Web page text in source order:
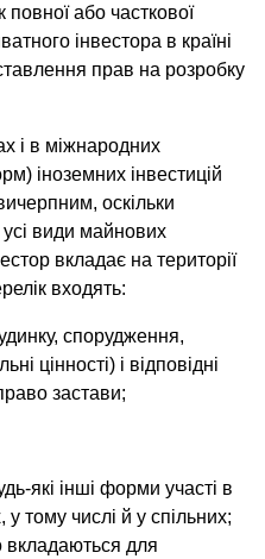
або часткової
інвестора в країні
прав на розробку
і в міжнародних
іноземних інвестицій
оскільки
усі види майнових
вкладає на території
входять:
спорудження,
цінності) і відповідні
застави;
які інші форми участі в
тому числі й у спільних;
для